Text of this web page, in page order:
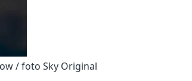
/ foto Sky Original